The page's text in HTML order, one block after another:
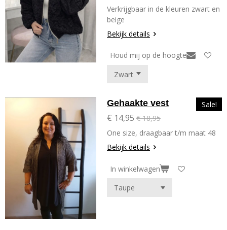
Verkrijgbaar in de kleuren zwart en
beige
Bekijk details
Houd mij op de hoogte
Sale!
Gehaakte vest
€ 14,95 € 18,95
One size, draagbaar t/m maat 48
Bekijk details
In winkelwagen